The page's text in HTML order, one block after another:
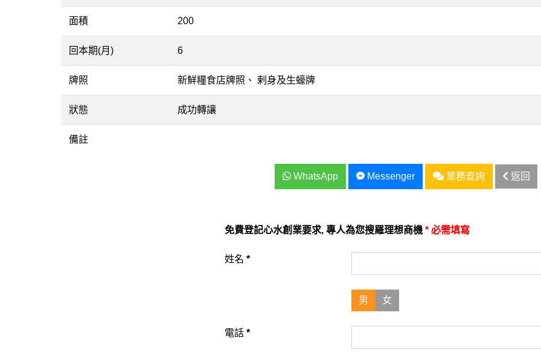
面積 200
回本期(月) 6
牌照 新鮮糧食店牌照、 剌身及生蠔牌
狀態 成功轉讓
備註
WhatsApp Messenger 業務查詢 返回
免費登記心水創業要求, 專人為您搜羅理想商機 * 必需填寫
姓名 *
男 女
電話 *